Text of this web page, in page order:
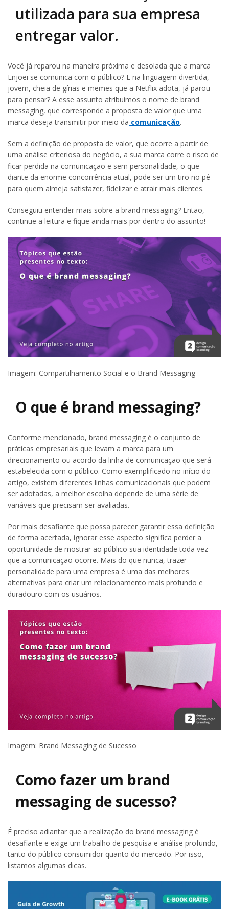
utilizada para sua empresa
entregar valor.
Você já reparou na maneira próxima e desolada que a marca
Enjoei se comunica com o público? E na linguagem divertida,
jovem, cheia de gírias e memes que a Netflix adota, já parou
para pensar? A esse assunto atribuímos o nome de brand
messaging, que corresponde a proposta de valor que uma
marca deseja transmitir por meio da comunicação.
Sem a definição de proposta de valor, que ocorre a partir de
uma análise criteriosa do negócio, a sua marca corre o risco de
ficar perdida na comunicação e sem personalidade, o que
diante da enorme concorrência atual, pode ser um tiro no pé
para quem almeja satisfazer, fidelizar e atrair mais clientes.
Conseguiu entender mais sobre a brand messaging? Então,
continue a leitura e fique ainda mais por dentro do assunto!
Imagem: Compartilhamento Social e o Brand Messaging
O que é brand messaging?
Conforme mencionado, brand messaging é o conjunto de
práticas empresariais que levam a marca para um
direcionamento ou acordo da linha de comunicação que será
estabelecida com o público. Como exemplificado no início do
artigo, existem diferentes linhas comunicacionais que podem
ser adotadas, a melhor escolha depende de uma série de
variáveis que precisam ser avaliadas.
Por mais desafiante que possa parecer garantir essa definição
de forma acertada, ignorar esse aspecto significa perder a
oportunidade de mostrar ao público sua identidade toda vez
que a comunicação ocorre. Mais do que nunca, trazer
personalidade para uma empresa é uma das melhores
alternativas para criar um relacionamento mais profundo e
duradouro com os usuários.
Imagem: Brand Messaging de Sucesso
Como fazer um brand
messaging de sucesso?
É preciso adiantar que a realização do brand messaging é
desafiante e exige um trabalho de pesquisa e análise profundo,
tanto do público consumidor quanto do mercado. Por isso,
listamos algumas dicas.